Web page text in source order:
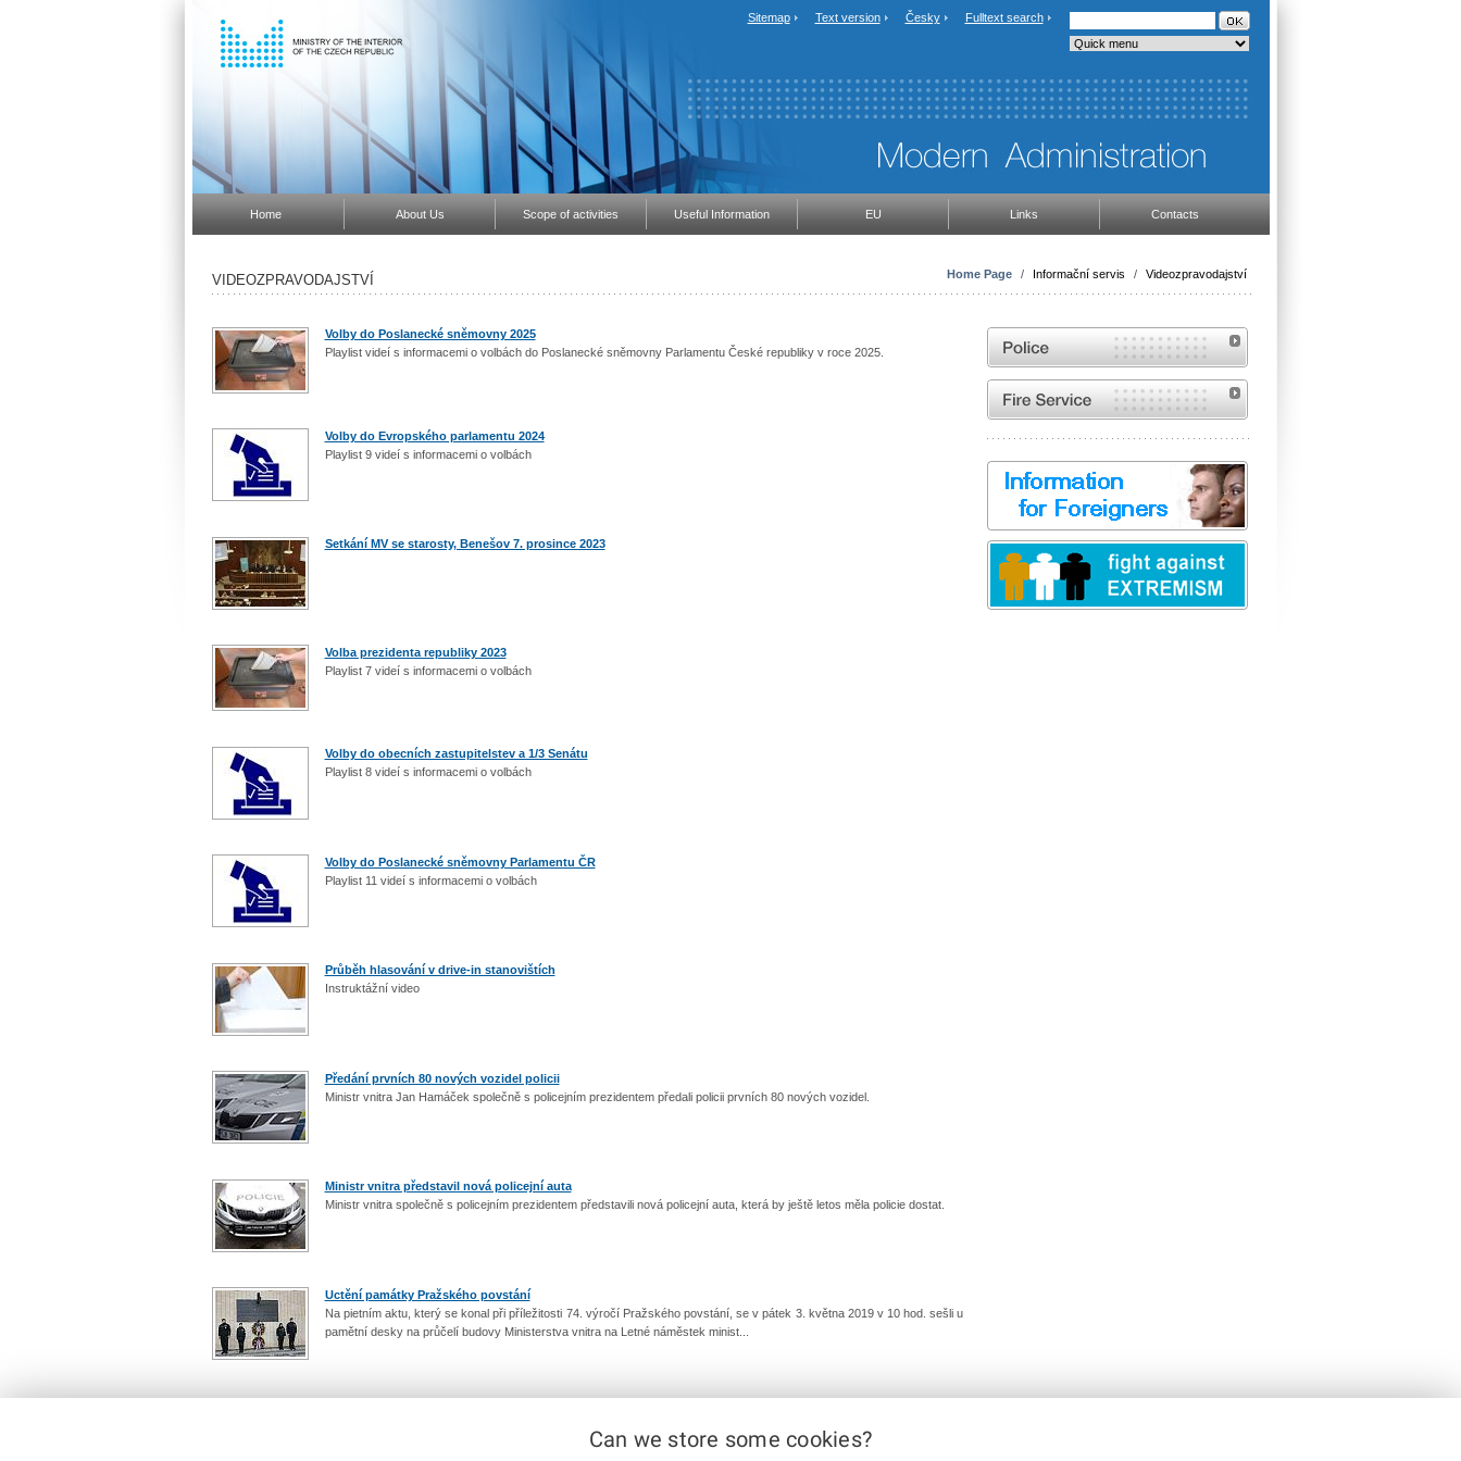
Sitemap Text version Česky Fulltext search
Home About Us Scope of activities Useful Information EU Links Contacts
Home Page / Informační servis / Videozpravodajství
VIDEOZPRAVODAJSTVÍ
Volby do Poslanecké sněmovny 2025
Playlist videí s informacemi o volbách do Poslanecké sněmovny Parlamentu České republiky v roce 2025.
Volby do Evropského parlamentu 2024
Playlist 9 videí s informacemi o volbách
Setkání MV se starosty, Benešov 7. prosince 2023
Volba prezidenta republiky 2023
Playlist 7 videí s informacemi o volbách
Volby do obecních zastupitelstev a 1/3 Senátu
Playlist 8 videí s informacemi o volbách
Volby do Poslanecké sněmovny Parlamentu ČR
Playlist 11 videí s informacemi o volbách
Průběh hlasování v drive-in stanovištích
Instruktážní video
Předání prvních 80 nových vozidel policii
Ministr vnitra Jan Hamáček společně s policejním prezidentem předali policii prvních 80 nových vozidel.
Ministr vnitra představil nová policejní auta
Ministr vnitra společně s policejním prezidentem představili nová policejní auta, která by ještě letos měla policie dostat.
Uctění památky Pražského povstání
Na pietním aktu, který se konal při příležitosti 74. výročí Pražského povstání, se v pátek 3. května 2019 v 10 hod. sešli u
pamětní desky na průčelí budovy Ministerstva vnitra na Letné náměstek minist...
| 1 2 3 4 5 6 7 8 ...
Website of the Police of the Czech Republic
Website of the Fire and Rescue Service of the
Czech Republic
Can we store some cookies?